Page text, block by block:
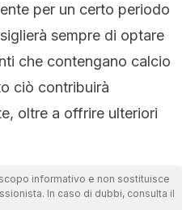
per un certo periodo
sempre di optare
che contengano calcio
ciò contribuirà
oltre a offrire ulteriori
informativo e non sostituisce
In caso di dubbi, consulta il